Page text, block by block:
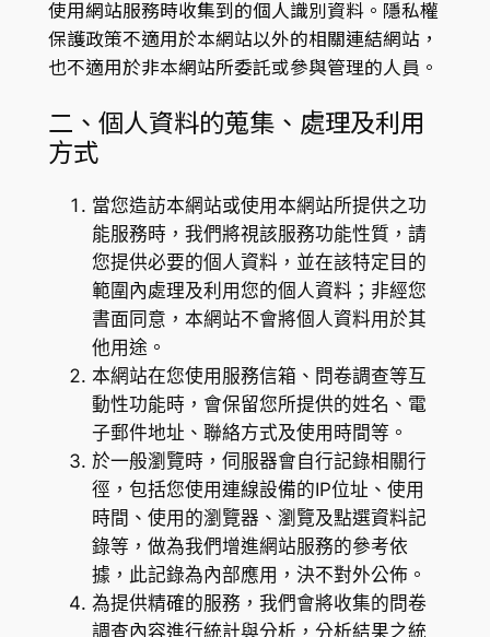
使用網站服務時收集到的個人識別資料。隱私權
保護政策不適用於本網站以外的相關連結網站，
也不適用於非本網站所委託或參與管理的人員。
二、個人資料的蒐集、處理及利用
方式
當您造訪本網站或使用本網站所提供之功
能服務時，我們將視該服務功能性質，請
您提供必要的個人資料，並在該特定目的
範圍內處理及利用您的個人資料；非經您
書面同意，本網站不會將個人資料用於其
他用途。
本網站在您使用服務信箱、問卷調查等互
動性功能時，會保留您所提供的姓名、電
子郵件地址、聯絡方式及使用時間等。
於一般瀏覽時，伺服器會自行記錄相關行
徑，包括您使用連線設備的IP位址、使用
時間、使用的瀏覽器、瀏覽及點選資料記
錄等，做為我們增進網站服務的參考依
據，此記錄為內部應用，決不對外公佈。
為提供精確的服務，我們會將收集的問卷
調查內容進行統計與分析，分析結果之統